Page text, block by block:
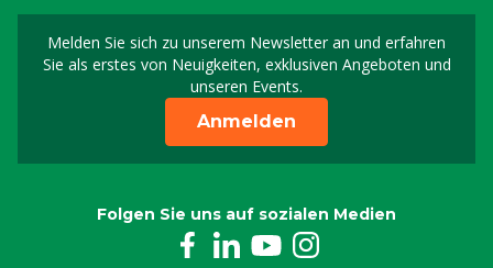
Melden Sie sich zu unserem Newsletter an und erfahren
Sie als erstes von Neuigkeiten, exklusiven Angeboten und
unseren Events.
Melden Sie sich für
Anmelden
Folgen Sie uns auf sozialen Medien